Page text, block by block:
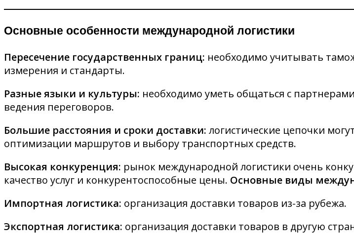
Основные особенности международной логистики
Пересечение государственных границ: необходимо учитывать
измерения и стандарты.
Разные языки и культуры: необходимо уметь общаться с
ведения переговоров.
Большие расстояния и сроки доставки: логистические цепочки
оптимизации маршрутов и выбору транспортных средств.
Высокая конкуренция: рынок международной логистики очень
качество услуг и конкурентоспособные цены. Основные виды
Импортная логистика: организация доставки товаров из-за рубежа.
Экспортная логистика: организация доставки товаров в другую